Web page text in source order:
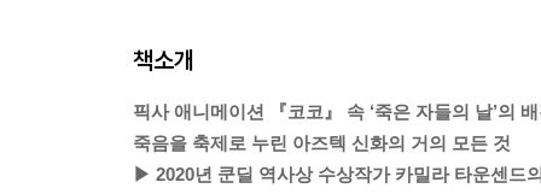
책소개
픽사 애니메이션 『코코』 속 ‘죽은 자들의 날’의
죽음을 축제로 누린 아즈텍 신화의 거의 모든 것
▶ 2020년 쿤딜 역사상 수상작가 카밀라 타운센드